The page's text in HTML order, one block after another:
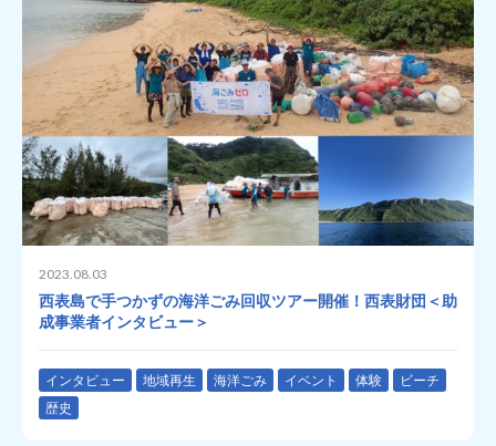
2023.08.03
西表島で手つかずの海洋ごみ回収ツアー開催！西表財団＜助
成事業者インタビュー＞
インタビュー 地域再生 海洋ごみ イベント 体験
ビーチ
歴史